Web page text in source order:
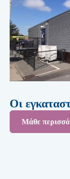
Οι
Μάθε